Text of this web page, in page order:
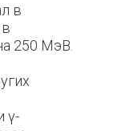
в
250 МэВ.
γ-